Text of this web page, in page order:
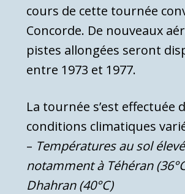
cours de cette tournée
Concorde. De nouveaux
pistes allongées seront
entre 1973 et 1977.
La tournée s’est effectuée
conditions climatiques
– Températures au sol
notamment à Téhéran
Dhahran (40°C)